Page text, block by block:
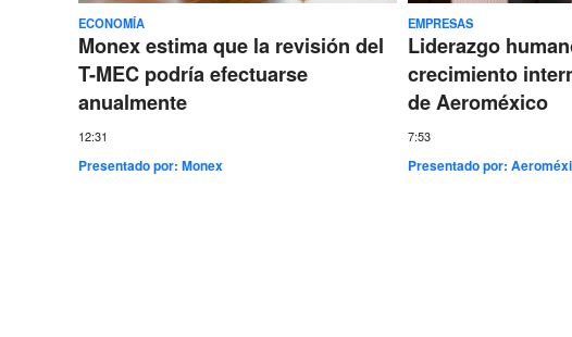
ECONOMÍA
Monex estima que la revisión del
T-MEC podría efectuarse
anualmente
12:31
Presentado por:Monex
EMPRESAS
Liderazgo
crecimiento
de Aeroméxico
7:53
Presentado por: